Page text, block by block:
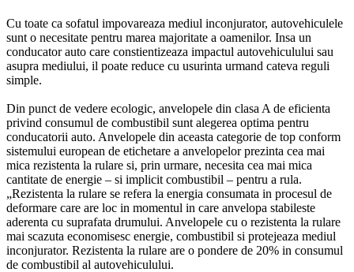
Cu toate ca sofatul impovareaza mediul inconjurator, autovehiculele
sunt o necesitate pentru marea majoritate a oamenilor. Insa un
conducator auto care constientizeaza impactul autovehiculului sau
asupra mediului, il poate reduce cu usurinta urmand cateva reguli
simple.
Din punct de vedere ecologic, anvelopele din clasa A de eficienta
privind consumul de combustibil sunt alegerea optima pentru
conducatorii auto. Anvelopele din aceasta categorie de top conform
sistemului european de etichetare a anvelopelor prezinta cea mai
mica rezistenta la rulare si, prin urmare, necesita cea mai mica
cantitate de energie – si implicit combustibil – pentru a rula.
„Rezistenta la rulare se refera la energia consumata in procesul de
deformare care are loc in momentul in care anvelopa stabileste
aderenta cu suprafata drumului. Anvelopele cu o rezistenta la rulare
mai scazuta economisesc energie, combustibil si protejeaza mediul
inconjurator. Rezistenta la rulare are o pondere de 20% in consumul
de combustibil al autovehiculului.